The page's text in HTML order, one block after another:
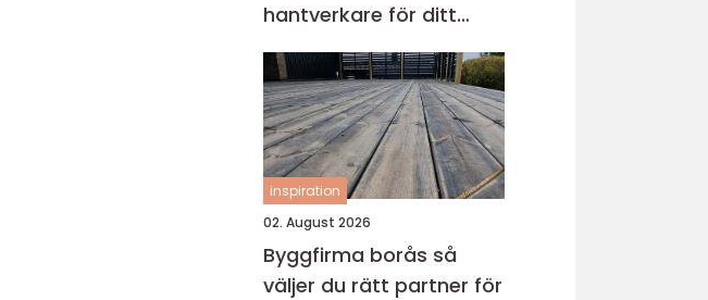
hantverkare för ditt
projekt
inspiration
02. August 2026
Byggfirma borås så
väljer du rätt partner för